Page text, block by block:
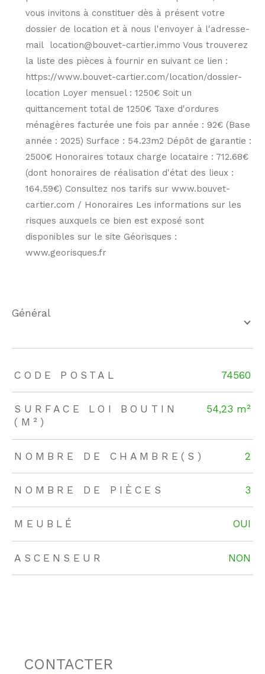
vous invitons à constituer dès à présent votre
dossier de location et à nous l'envoyer à l'adresse-
mail location@bouvet-cartier.immo Vous trouverez
la liste des pièces à fournir en suivant ce lien :
https://www.bouvet-cartier.com/location/dossier-
location Loyer mensuel : 1250€ Soit un
quittancement total de 1250€ Taxe d'ordures
ménagères facturée une fois par année : 92€ (Base
année : 2025) Surface : 54.23m2 Dépôt de garantie :
2500€ Honoraires totaux charge locataire : 712.68€
(dont honoraires de réalisation d'état des lieux :
164.59€) Consultez nos tarifs sur www.bouvet-
cartier.com / Honoraires Les informations sur les
risques auxquels ce bien est exposé sont
disponibles sur le site Géorisques :
www.georisques.fr
général
TRAD_ZEPHYR_Caracteristique TRAD_ZEPHYR_Valeurs
CODE POSTAL 74560
SURFACE LOI BOUTIN
(M²)
54,23 m²
NOMBRE DE CHAMBRE(S) 2
NOMBRE DE PIÈCES 3
MEUBLÉ OUI
ASCENSEUR NON
CONTACTER